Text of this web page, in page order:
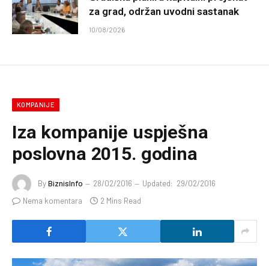
za grad, održan uvodni sastanak
10/08/2026
KOMPANIJE
Iza kompanije uspješna
poslovna 2015. godina
ByBiznisInfo 28/02/2016 Updated: 29/02/2016
Nema komentara
2 Mins Read